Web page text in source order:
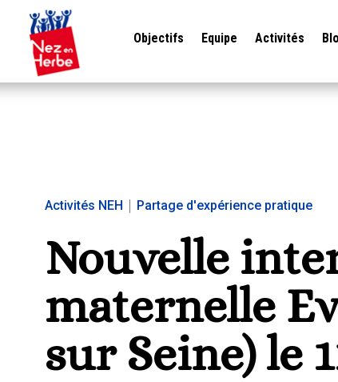
Objectifs Equipe Activités
Activités NEH Partage d'expérience pratique
Nouvelle
maternelle
sur Seine) le